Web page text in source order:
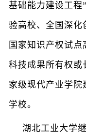
基础能力建设工程
验高校、全国深化
国家知识产权试
科技成果所有权或
家级现代产业学
学校。
湖北工业大学